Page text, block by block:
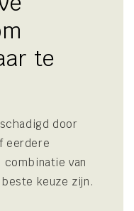
te
door
eerdere
combinatie van
keuze zijn.